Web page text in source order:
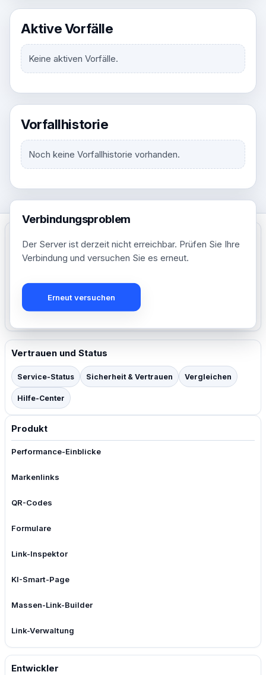
Aktive Vorfälle
Keine aktiven Vorfälle.
Vorfallhistorie
Noch keine Vorfallhistorie vorhanden.
Reichweite.
Erstellen Sie Ihr kostenloses Konto
Preis
Vertrauen und Status
Service-Status Sicherheit & Vertrauen Vergleichen
Hilfe-Center
Produkt
Performance-Einblicke
Markenlinks
QR-Codes
Formulare
Link-Inspektor
KI-Smart-Page
Massen-Link-Builder
Link-Verwaltung
Entwickler
Verbindungsproblem
Der Server ist derzeit nicht erreichbar. Prüfen Sie Ihre
Verbindung und versuchen Sie es erneut.
Erneut versuchen